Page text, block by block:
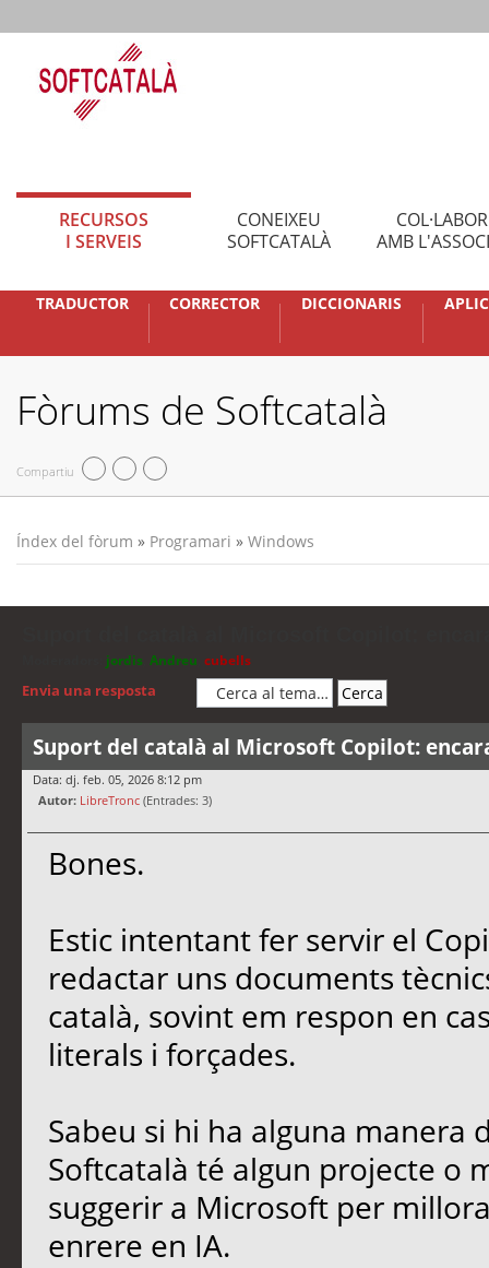
RECURSOS
I SERVEIS
CONEIXEU
SOFTCATALÀ
AMB
TRADUCTOR CORRECTOR DICCIONARIS
Fòrums de Softcatalà
Compartiu
Índex del fòrum » Programari » Windows
jordis Andreu cubells
Envia una resposta
Suport del català al Microsoft Copilot:
Data: dj. feb. 05, 2026 8:12 pm
Autor: LibreTronc (Entrades: 3)
Bones.
Estic intentant fer servir el
redactar uns documents
català, sovint em respon en
literals i forçades.
Sabeu si hi ha alguna manera
Softcatalà té algun projecte o
suggerir a Microsoft per
enrere en IA.